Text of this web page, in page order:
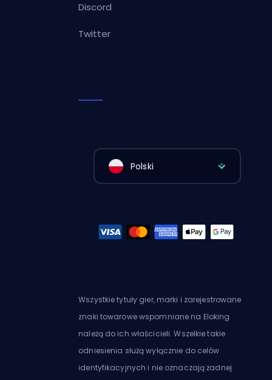
Discord
Twitter
Polski
Wszystkie tytuły gier, marki i zarejestrowane
znaki towarowe wspomniane na Eloking
należą do ich właścicieli. Wszelkie takie
odniesienia służą wyłącznie do celów
identyfikacyjnych i nie oznaczają żadnej